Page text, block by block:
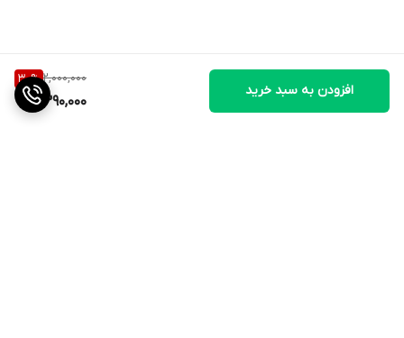
2,000,000
30%
1,390,000
افزودن به سبد خرید